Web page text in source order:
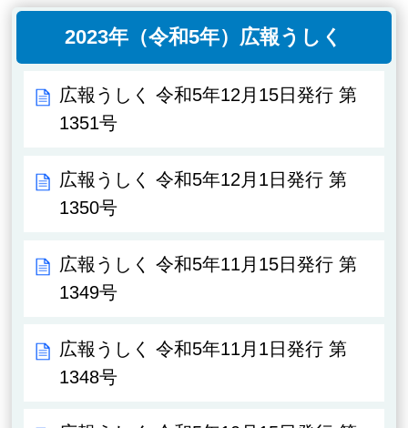
2023年（令和5年）広報うしく
広報うしく 令和5年12月15日発行 第
1351号
広報うしく 令和5年12月1日発行 第
1350号
広報うしく 令和5年11月15日発行 第
1349号
広報うしく 令和5年11月1日発行 第
1348号